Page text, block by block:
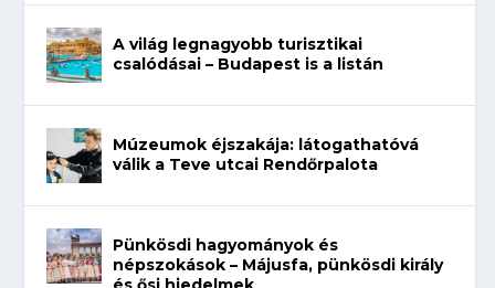
A világ legnagyobb turisztikai
csalódásai – Budapest is a listán
Múzeumok éjszakája: látogathatóvá
válik a Teve utcai Rendőrpalota
Pünkösdi hagyományok és
népszokások – Májusfa, pünkösdi király